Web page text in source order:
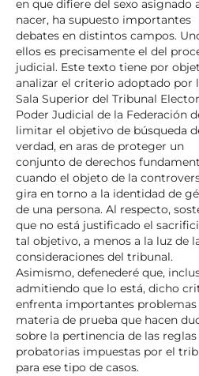
en que difiere del sexo asignado
nacer, ha supuesto importantes
debates en distintos campos.
ellos es precisamente el del
judicial. Este texto tiene por
analizar el criterio adoptado por
Sala Superior del Tribunal
Poder Judicial de la Federación
limitar el objetivo de búsqueda
verdad, en aras de proteger un
conjunto de derechos
cuando el objeto de la
gira en torno a la identidad de
de una persona. Al respecto,
que no está justificado el
tal objetivo, a menos a la luz de
consideraciones del tribunal.
Asimismo, defenederé que,
admitiendo que lo está, dicho
enfrenta importantes problemas
materia de prueba que hacen
sobre la pertinencia de las reglas
probatorias impuestas por el
para ese tipo de casos.